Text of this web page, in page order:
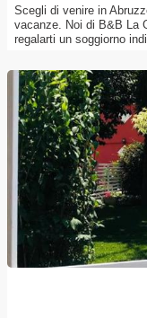
Scegli di venire in
vacanze. Noi di B&B La
regalarti un soggiorno